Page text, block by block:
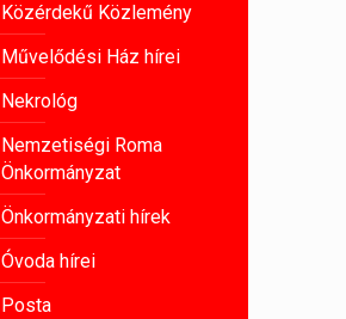
Közérdekű Közlemény
Művelődési Ház hírei
Nekrológ
Nemzetiségi Roma
Önkormányzat
Önkormányzati hírek
Óvoda hírei
Posta